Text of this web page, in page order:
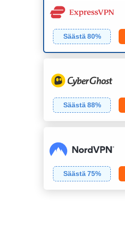
Säästä 80%
Säästä 88%
Säästä 75%